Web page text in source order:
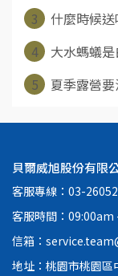
3
什麼時候
4
大水螞蟻
5
夏季露營
貝爾威旭股份有限
客服專線：03-
客服時間：
信箱：
地址：桃園市桃園